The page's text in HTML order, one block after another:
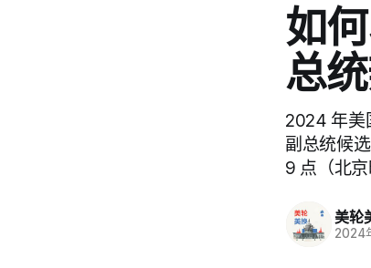
如
总
2024 年美
副总统候
9 点（北
美轮
2024